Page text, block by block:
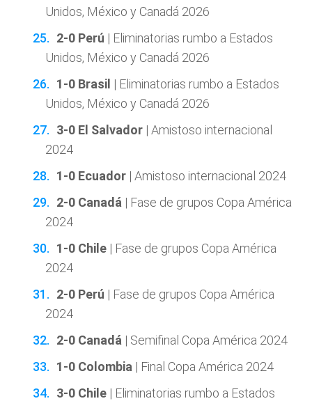
Unidos, México y Canadá 2026
2-0 Perú | Eliminatorias rumbo a Estados
Unidos, México y Canadá 2026
1-0 Brasil | Eliminatorias rumbo a Estados
Unidos, México y Canadá 2026
3-0 El Salvador | Amistoso internacional
2024
1-0 Ecuador | Amistoso internacional 2024
2-0 Canadá | Fase de grupos Copa América
2024
1-0 Chile | Fase de grupos Copa América
2024
2-0 Perú | Fase de grupos Copa América
2024
2-0 Canadá | Semifinal Copa América 2024
1-0 Colombia | Final Copa América 2024
3-0 Chile | Eliminatorias rumbo a Estados